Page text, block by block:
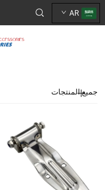
AR
جميع المنتجات